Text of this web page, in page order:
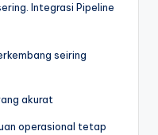
Integrasi Pipeline
seiring
akurat
operasional tetap